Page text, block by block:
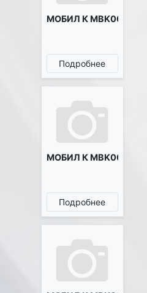
МОБИЛ К MBK0023366
Подробнее
МОБИЛ К MBK0023445
Подробнее